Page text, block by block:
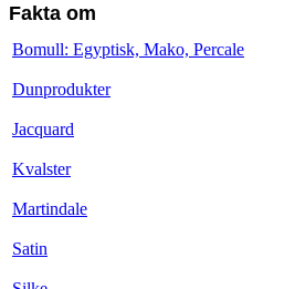
Fakta om
Bomull: Egyptisk, Mako, Percale
Dunprodukter
Jacquard
Kvalster
Martindale
Satin